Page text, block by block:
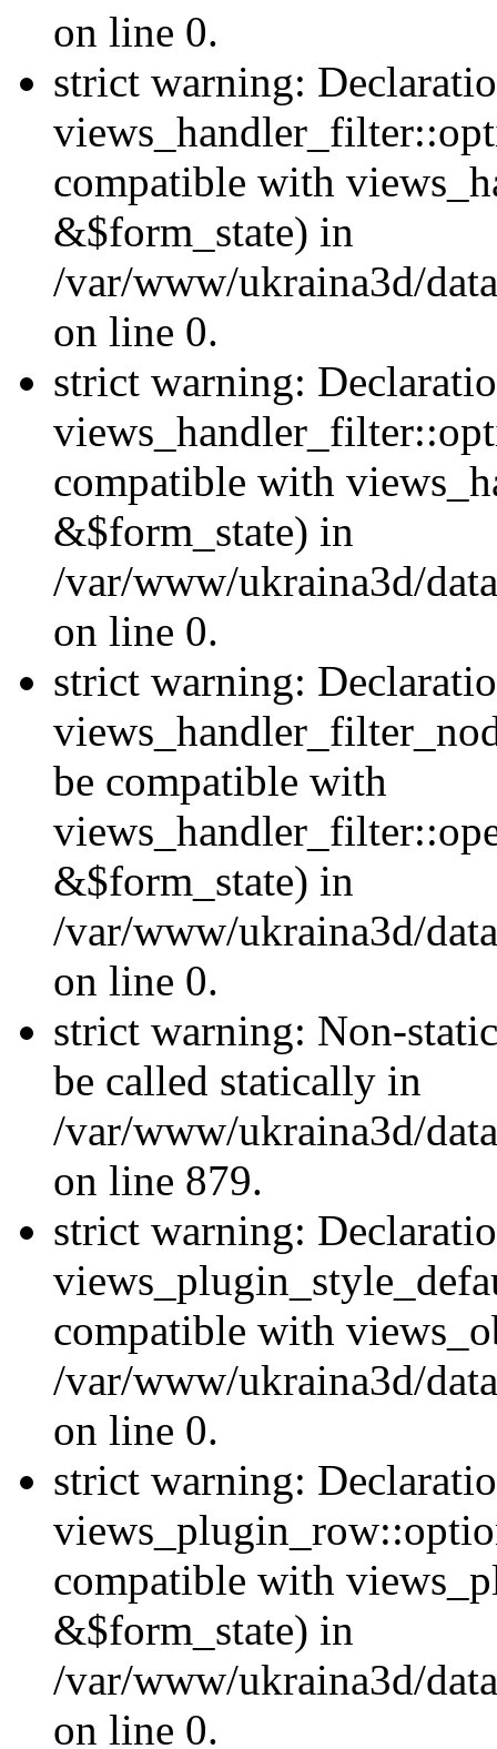
on line 0.
strict warning:
compatible with
&$form_state) in
/var/www/ukraina3d/
on line 0.
strict warning:
compatible with
&$form_state) in
/var/www/ukraina3d/
on line 0.
strict warning:
be compatible with
&$form_state) in
/var/www/ukraina3d/
on line 0.
strict warning: Non-
be called statically in
/var/www/ukraina3d/
on line 879.
strict warning:
compatible with
/var/www/ukraina3d/
on line 0.
strict warning:
compatible with
&$form_state) in
/var/www/ukraina3d/
on line 0.